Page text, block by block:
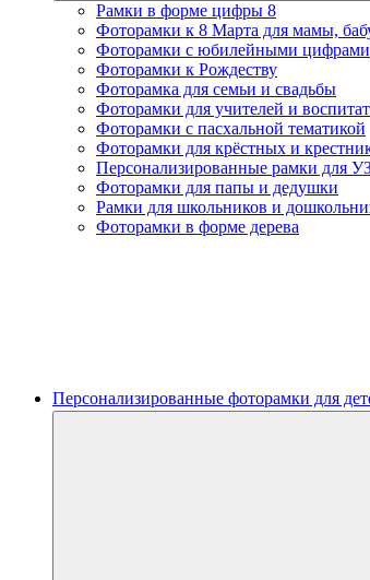
Рамки в форме цифры 8
Фоторамки к 8 Марта для мамы,
Фоторамки с юбилейными цифрами
Фоторамки к Рождеству
Фоторамка для семьи и свадьбы
Фоторамки для учителей и
Фоторамки с пасхальной тематикой
Фоторамки для крёстных и
Персонализированные рамки для
Фоторамки для папы и дедушки
Рамки для школьников и
Фоторамки в форме дерева
Персонализированные фоторамки для